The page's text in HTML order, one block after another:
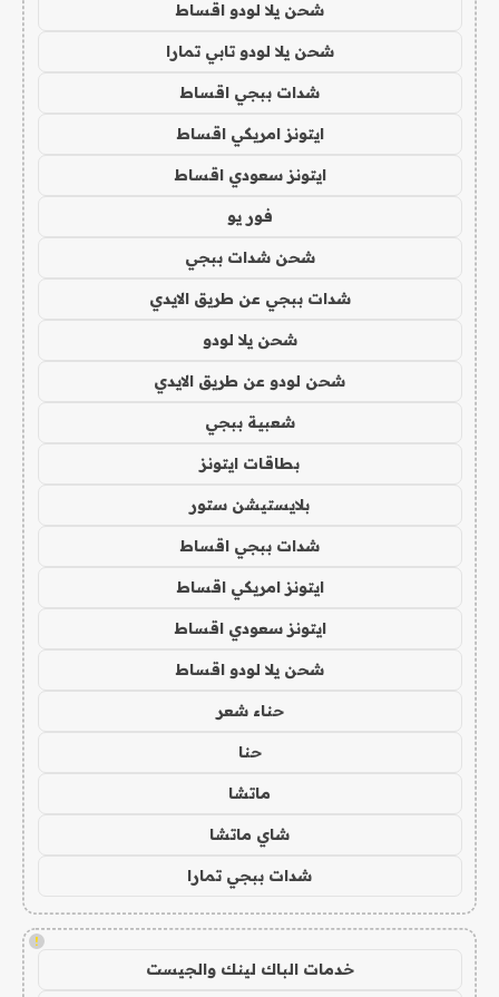
شحن يلا لودو اقساط
شحن يلا لودو تابي تمارا
شدات ببجي اقساط
ايتونز امريكي اقساط
ايتونز سعودي اقساط
فور يو
شحن شدات ببجي
شدات ببجي عن طريق الايدي
شحن يلا لودو
شحن لودو عن طريق الايدي
شعبية ببجي
بطاقات ايتونز
بلايستيشن ستور
شدات ببجي اقساط
ايتونز امريكي اقساط
ايتونز سعودي اقساط
شحن يلا لودو اقساط
حناء شعر
حنا
ماتشا
شاي ماتشا
شدات ببجي تمارا
!
خدمات الباك لينك والجيست